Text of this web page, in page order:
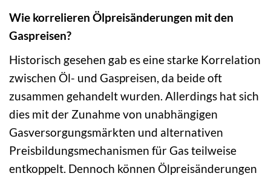
Wie korrelieren Ölpreisänderungen mit den
Gaspreisen?
Historisch gesehen gab es eine starke Korrelation
zwischen Öl- und Gaspreisen, da beide oft
zusammen gehandelt wurden. Allerdings hat sich
dies mit der Zunahme von unabhängigen
Gasversorgungsmärkten und alternativen
Preisbildungsmechanismen für Gas teilweise
entkoppelt. Dennoch können Ölpreisänderungen